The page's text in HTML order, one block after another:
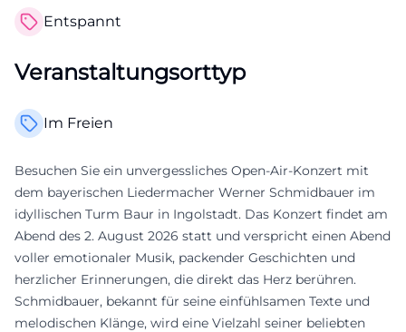
Entspannt
Veranstaltungsorttyp
Im Freien
Besuchen Sie ein unvergessliches Open-Air-Konzert mit
dem bayerischen Liedermacher Werner Schmidbauer im
idyllischen Turm Baur in Ingolstadt. Das Konzert findet am
Abend des 2. August 2026 statt und verspricht einen Abend
voller emotionaler Musik, packender Geschichten und
herzlicher Erinnerungen, die direkt das Herz berühren.
Schmidbauer, bekannt für seine einfühlsamen Texte und
melodischen Klänge, wird eine Vielzahl seiner beliebten